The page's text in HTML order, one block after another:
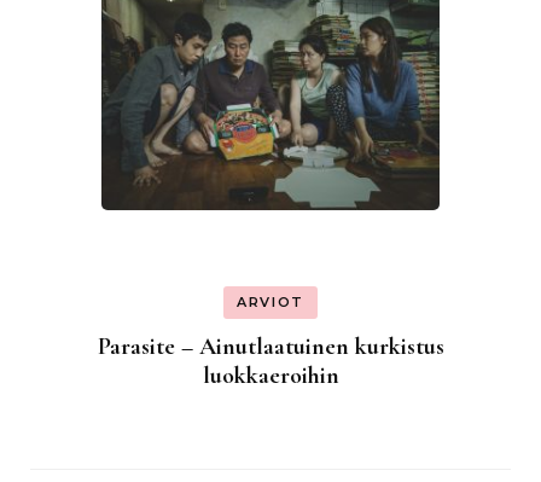
ARVIOT
Parasite – Ainutlaatuinen kurkistus
luokkaeroihin